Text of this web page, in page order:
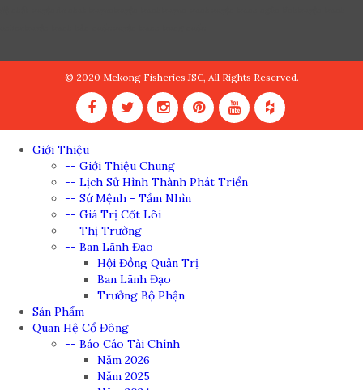
© 2020 Mekong Fisheries JSC, All Rights Reserved.
Giới Thiệu
-- Giới Thiệu Chung
-- Lịch Sử Hình Thành Phát Triển
-- Sứ Mệnh - Tầm Nhìn
-- Giá Trị Cốt Lõi
-- Thị Trường
-- Ban Lãnh Đạo
Hội Đồng Quản Trị
Ban Lãnh Đạo
Trưởng Bộ Phận
Sản Phẩm
Quan Hệ Cổ Đông
-- Báo Cáo Tài Chính
Năm 2026
Năm 2025